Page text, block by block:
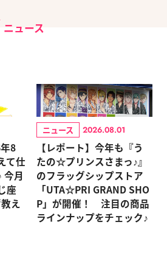
ニュース
8
て仕
今月
座
え
ニュース 2026.08.01
【レポート】今年も『う
たの☆プリンスさまっ♪』
のフラッグシップストア
「UTA☆PRI GRAND SHO
P」が開催！ 注目の商品
ラインナップをチェック♪